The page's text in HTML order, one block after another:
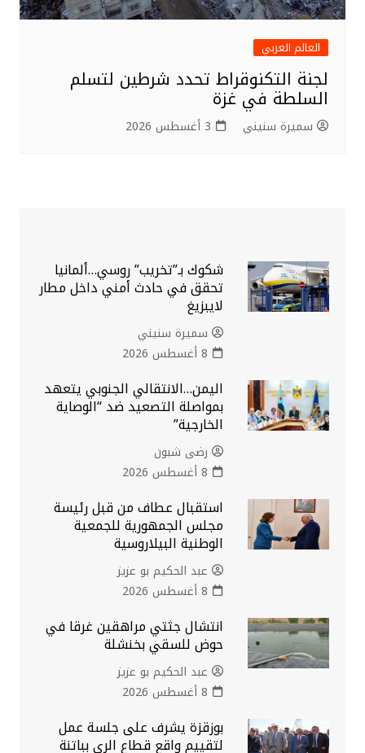
العالم العربي
لجنة التكنوقراط تحدد شرطين لتسلم
السلطة في غزة
سميرة سنيني 3 أغسطس 2026
شكوك بـ”تخريب” روسي…ألمانيا
تحقق في حادث أمني داخل مطار
لايبزيغ
سميرة سنيني
8 أغسطس 2026
اليمن…الانتقالي الجنوبي يتعهد
بمواصلة التصعيد ضد “الوصاية
الخارجية”
رضى شبون
8 أغسطس 2026
استقبال عطاف من قبل رئيسة
مجلس الجمهورية للجمعية
الوطنية البيلاروسية
عبد الحكيم بو عزيز
8 أغسطس 2026
انتشال جثتي مراهقين غرقا في
حوض للسقي بخنشلة
عبد الحكيم بو عزيز
8 أغسطس 2026
بوزقزة يشرف على جلسة عمل
لتقييم واقع قطاع الري بباتنة